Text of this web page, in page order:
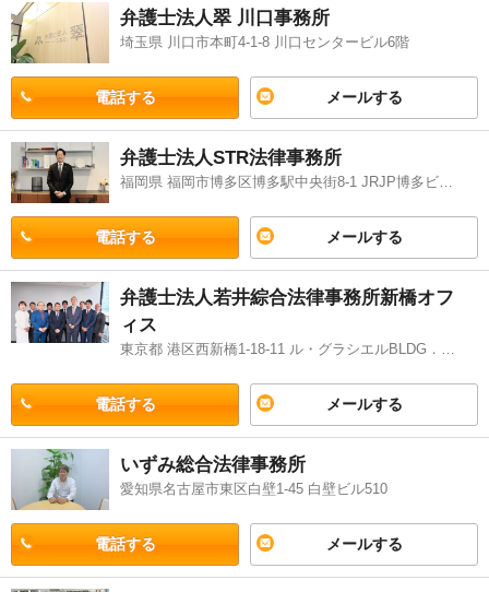
弁護士法人翠 川口事務所
埼玉県 川口市本町4-1-8 川口センタービル6階
電話する メールする
弁護士法人STR法律事務所
福岡県 福岡市博多区博多駅中央街8-1 JRJP博多ビル2階
電話する メールする
弁護士法人若井綜合法律事務所新橋オフ
ィス
東京都 港区西新橋1-18-11 ル・グラシエルBLDG．16-7階
電話する メールする
いずみ総合法律事務所
愛知県名古屋市東区白壁1-45 白壁ビル510
電話する メールする